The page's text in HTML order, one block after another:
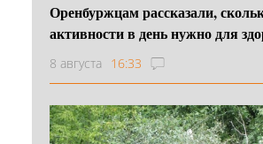
Оренбуржцам рассказали,
активности в день нужно для
8 августа 16:33